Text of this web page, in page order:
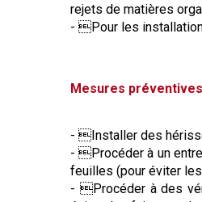
rejets de matières
- Pour les
Mesures préventives
- Installer des
- Procéder à un
feuilles (pour éviter
- Procéder à des